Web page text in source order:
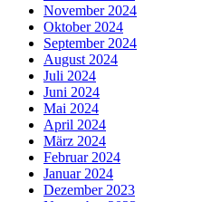
November 2024
Oktober 2024
September 2024
August 2024
Juli 2024
Juni 2024
Mai 2024
April 2024
März 2024
Februar 2024
Januar 2024
Dezember 2023